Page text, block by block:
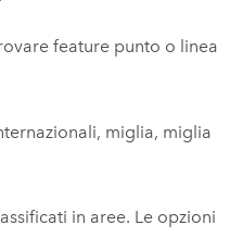
feature punto o linea
miglia, miglia
in aree. Le opzioni